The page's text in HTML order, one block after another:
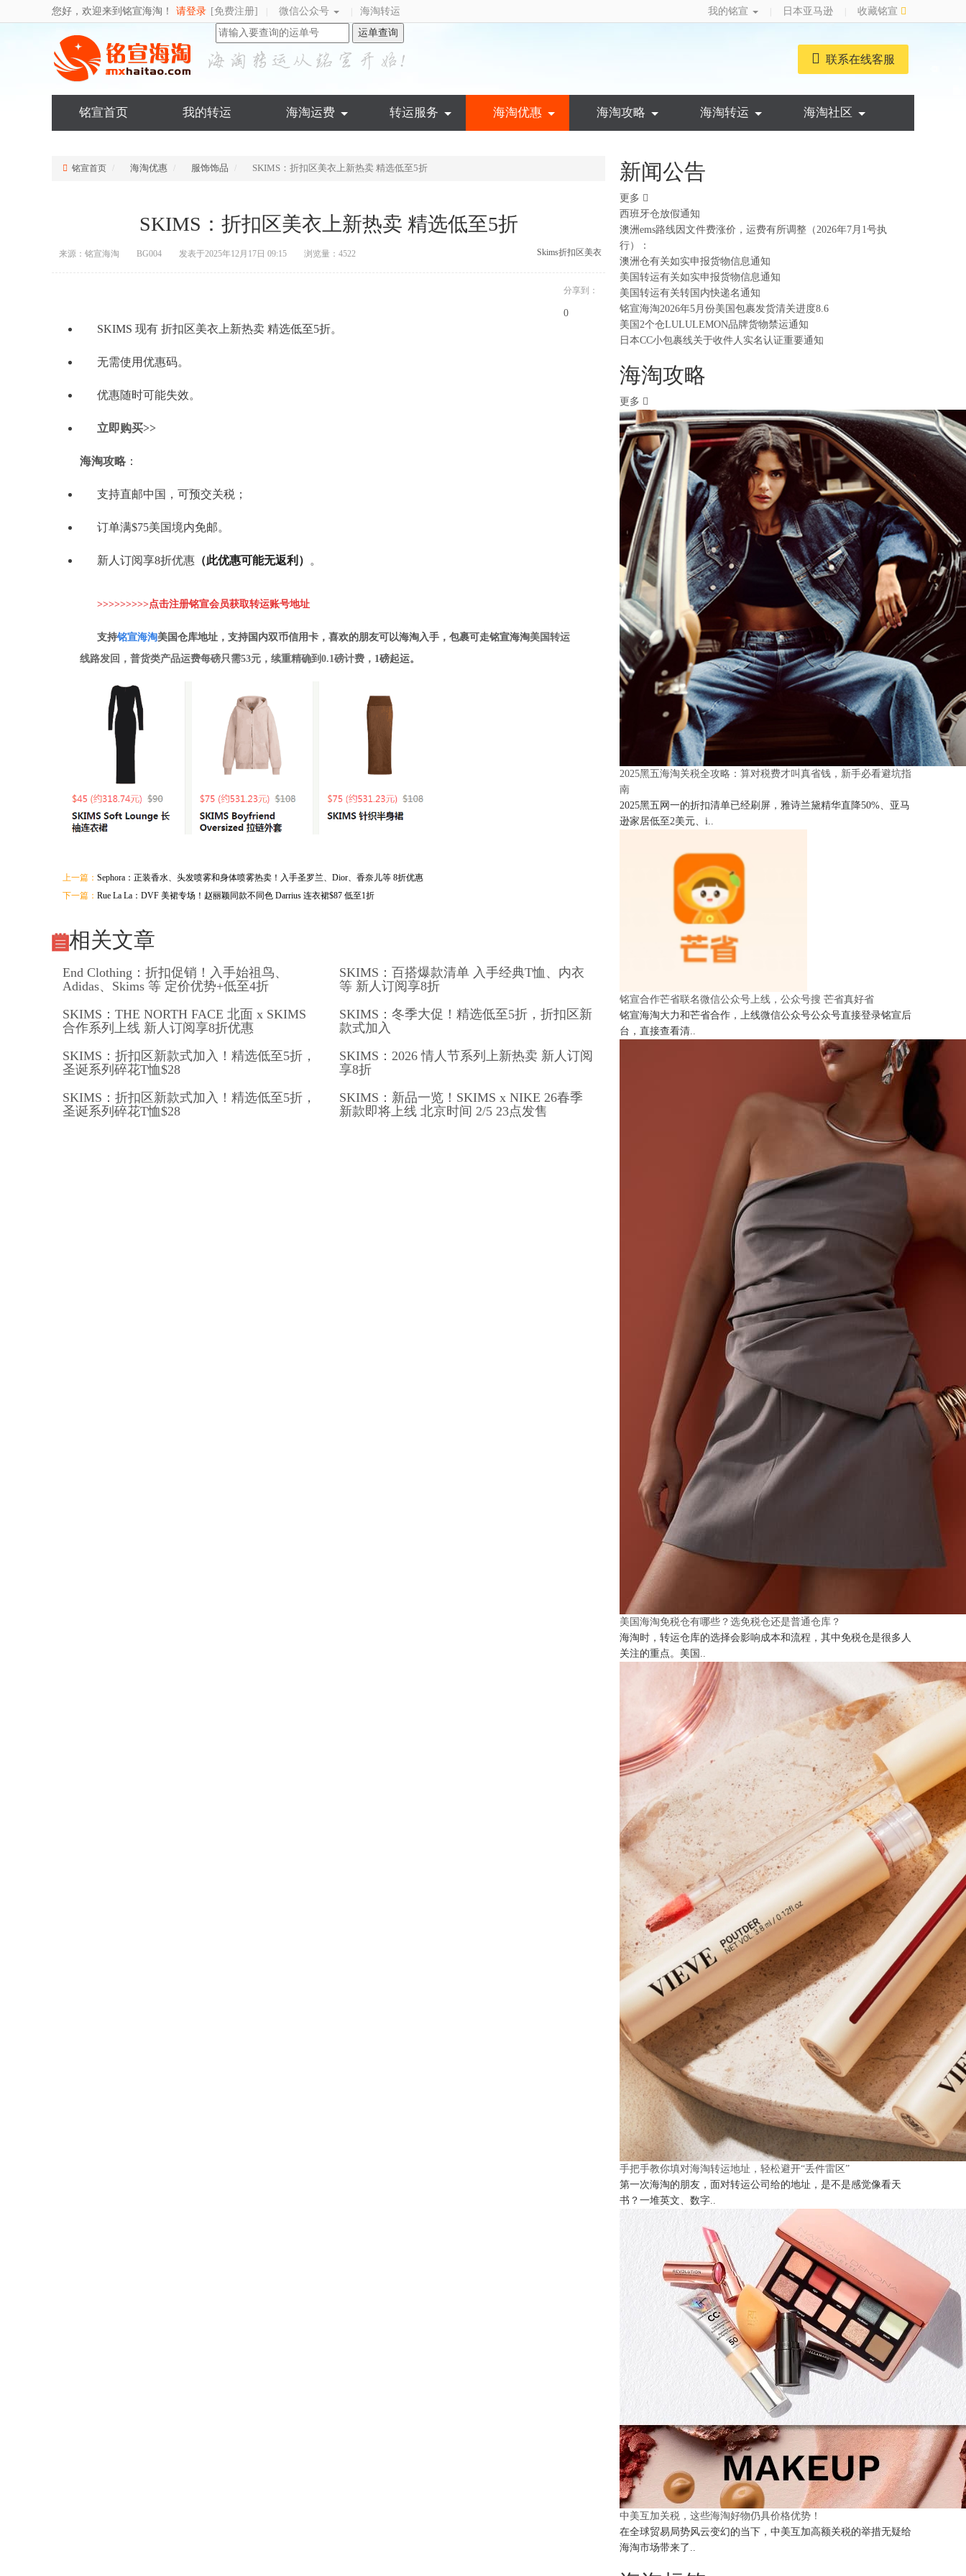
您好，欢迎来到铭宣海淘！ 请登录 [免费注册] 微信公众号 海淘转运 我的铭宣 日本亚马逊
收藏铭宣
运单查询
联系在线客服
铭宣首页 我的转运 海淘运费 转运服务 海淘优惠 海淘攻略 海淘转运 海淘社区
铭宣首页 海淘优惠 服饰饰品 SKIMS：折扣区美衣上新热卖 精选低至5折
SKIMS：折扣区美衣上新热卖 精选低至5折
来源：铭宣海淘 BG004 发表于2025年12月17日 09:15 浏览量：4522 Skims折扣区美衣
分享到：
0
SKIMS 现有 折扣区美衣上新热卖 精选低至5折。
无需使用优惠码。
优惠随时可能失效。
立即购买>>
海淘攻略 ：
支持直邮中国，可预交关税；
订单满$75美国境内免邮。
新人订阅享8折优惠 （此优惠可能无返利） 。
>>>>>>>>>点击注册铭宣会员获取转运账号地址
支持铭宣海淘美国仓库地址，支持国内双币信用卡，喜欢的朋友可以海淘入手，包裹可走铭宣海淘美国转运
线路发回，普货类产品运费每磅只需53元，续重精确到0.1磅计费， 1磅起运。
上一篇： Sephora：正装香水、头发喷雾和身体喷雾热卖！入手圣罗兰、Dior、香奈儿等 8折优惠
下一篇： Rue La La：DVF 美裙专场！赵丽颖同款不同色 Darrius 连衣裙$87 低至1折
相关文章
End Clothing：折扣促销！入手始祖鸟、
Adidas、Skims 等 定价优势+低至4折
SKIMS：百搭爆款清单 入手经典T恤、内衣
等 新人订阅享8折
SKIMS：THE NORTH FACE 北面 x SKIMS
合作系列上线 新人订阅享8折优惠
SKIMS：冬季大促！精选低至5折，折扣区新
款式加入
SKIMS：折扣区新款式加入！精选低至5折，
圣诞系列碎花T恤$28
SKIMS：2026 情人节系列上新热卖 新人订阅
享8折
SKIMS：折扣区新款式加入！精选低至5折，
圣诞系列碎花T恤$28
SKIMS：新品一览！SKIMS x NIKE 26春季
新款即将上线 北京时间 2/5 23点发售
新闻公告
更多
西班牙仓放假通知
澳洲ems路线因文件费涨价，运费有所调整（2026年7月1号执
行）：
澳洲仓有关如实申报货物信息通知
美国转运有关如实申报货物信息通知
美国转运有关转国内快递名通知
铭宣海淘2026年5月份美国包裹发货清关进度8.6
美国2个仓LULULEMON品牌货物禁运通知
日本CC小包裹线关于收件人实名认证重要通知
海淘攻略
更多
2025黑五海淘关税全攻略：算对税费才叫真省钱，新手必看避坑指
南
2025黑五网一的折扣清单已经刷屏，雅诗兰黛精华直降50%、亚马
逊家居低至2美元、i..
铭宣合作芒省联名微信公众号上线，公众号搜 芒省真好省
铭宣海淘大力和芒省合作，上线微信公众号公众号直接登录铭宣后
台，直接查看清..
美国海淘免税仓有哪些？选免税仓还是普通仓库？
海淘时，转运仓库的选择会影响成本和流程，其中免税仓是很多人
关注的重点。美国..
手把手教你填对海淘转运地址，轻松避开“丢件雷区”
第一次海淘的朋友，面对转运公司给的地址，是不是感觉像看天
书？一堆英文、数字..
中美互加关税，这些海淘好物仍具价格优势！
在全球贸易局势风云变幻的当下，中美互加高额关税的举措无疑给
海淘市场带来了..